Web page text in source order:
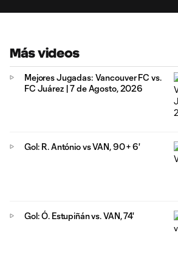
Más videos
Mejores Jugadas: Vancouver FC vs.
FC Juárez | 7 de Agosto, 2026
Gol: R. António vs VAN, 90 + 6'
Gol: Ó. Estupiñán vs. VAN, 74'